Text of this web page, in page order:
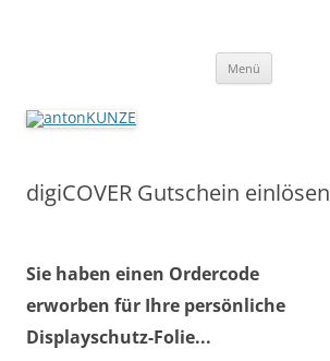
Menü
digiCOVER Gutschein einlösen
Sie haben einen Ordercode
erworben für Ihre persönliche
Displayschutz-Folie...